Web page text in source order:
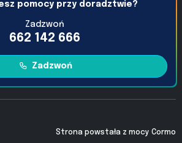
pomocy przy doradztwie?
Zadzwoń
662 142 666
Zadzwoń
Strona powstała z mocy Cormo